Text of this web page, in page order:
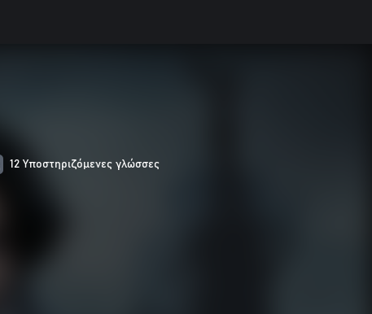
12 Υποστηριζόμενες γλώσσες